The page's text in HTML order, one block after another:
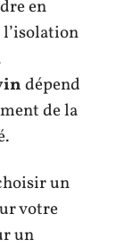
en
dépend
de la
un
votre
un